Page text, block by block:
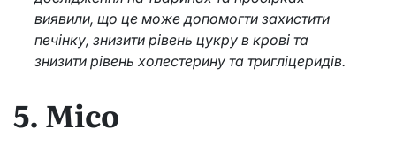
виявили, що це може допомогти захистити
печінку, знизити рівень цукру в крові та
знизити рівень холестерину та тригліцеридів.
5. Місо